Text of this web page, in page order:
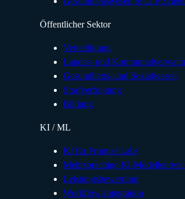
Öffentlicher Sektor
Verteidigung
Landes- und
Gesundheits- und Sozialwesen
Strafverfolgung
Bildung
KI / ML
KI für Frontier Labs
Mehrsprachige KI-
Leistungsbewertung
Workflow-Integration